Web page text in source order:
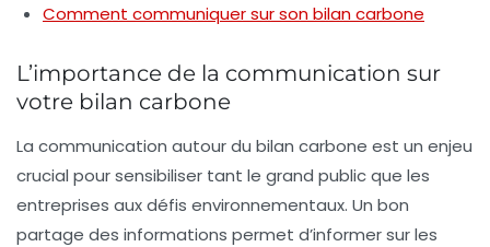
Comment communiquer sur son bilan carbone
L’importance de la communication sur
votre bilan carbone
La communication autour du bilan carbone est un enjeu
crucial pour sensibiliser tant le grand public que les
entreprises auxdéfis environnementaux. Un bon
partage des informations permet d’informer sur les